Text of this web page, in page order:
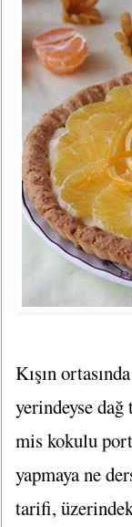
Kışın
yerindeyse
mis kokulu
yapmaya ne
tarifi,